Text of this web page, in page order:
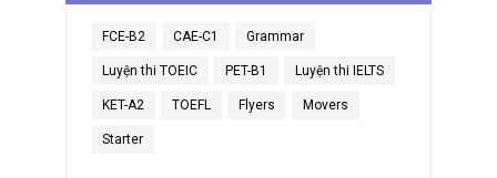
FCE-B2 CAE-C1 Grammar
Luyện thi TOEIC PET-B1 Luyện thi IELTS
KET-A2 TOEFL Flyers Movers
Starter